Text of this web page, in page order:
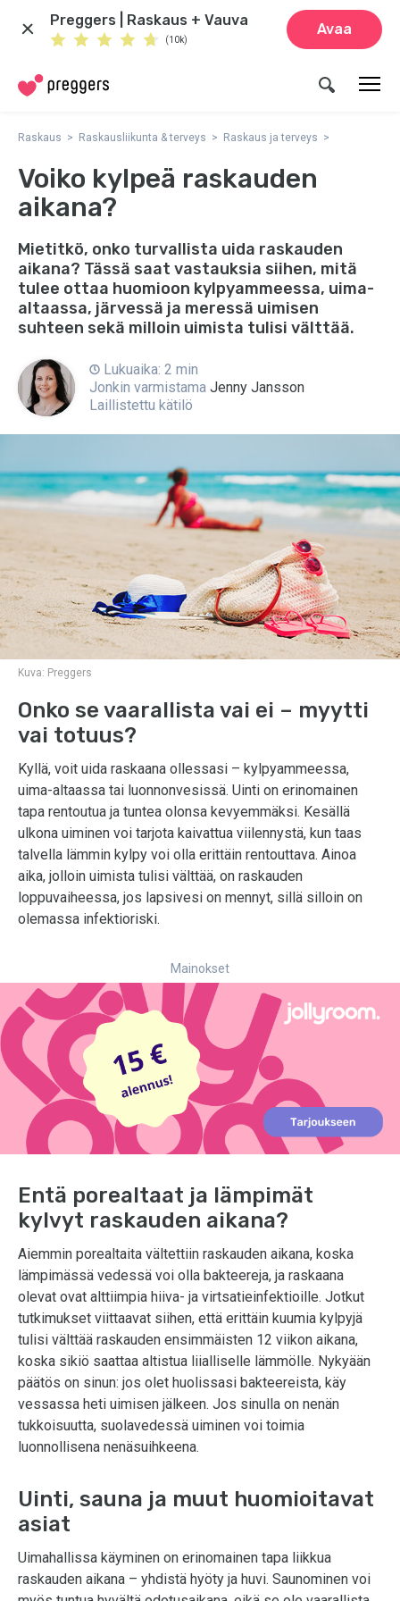
Preggers | Raskaus + Vauva
(10k)
Avaa
Raskaus Raskausliikunta & terveys Raskaus ja terveys
Voiko kylpeä raskauden
aikana?
Mietitkö, onko turvallista uida raskauden
aikana? Tässä saat vastauksia siihen, mitä
tulee ottaa huomioon kylpyammeessa, uima-
altaassa, järvessä ja meressä uimisen
suhteen sekä milloin uimista tulisi välttää.
Lukuaika: 2 min
Jonkin varmistama Jenny Jansson
Laillistettu kätilö
Kuva: Preggers
Onko se vaarallista vai ei – myytti
vai totuus?
Kyllä, voit uida raskaana ollessasi – kylpyammeessa,
uima-altaassa tai luonnonvesissä. Uinti on erinomainen
tapa rentoutua ja tuntea olonsa kevyemmäksi. Kesällä
ulkona uiminen voi tarjota kaivattua viilennystä, kun taas
talvella lämmin kylpy voi olla erittäin rentouttava. Ainoa
aika, jolloin uimista tulisi välttää, on raskauden
loppuvaiheessa, jos lapsivesi on mennyt, sillä silloin on
olemassa infektioriski.
Mainokset
Entä porealtaat ja lämpimät
kylvyt raskauden aikana?
Aiemmin porealtaita vältettiin raskauden aikana, koska
lämpimässä vedessä voi olla bakteereja, ja raskaana
olevat ovat alttiimpia hiiva- ja virtsatieinfektioille. Jotkut
tutkimukset viittaavat siihen, että erittäin kuumia kylpyjä
tulisi välttää raskauden ensimmäisten 12 viikon aikana,
koska sikiö saattaa altistua liialliselle lämmölle. Nykyään
päätös on sinun: jos olet huolissasi bakteereista, käy
vessassa heti uimisen jälkeen. Jos sinulla on nenän
tukkoisuutta, suolavedessä uiminen voi toimia
luonnollisena nenäsuihkeena.
Uinti, sauna ja muut huomioitavat
asiat
Uimahallissa käyminen on erinomainen tapa liikkua
raskauden aikana – yhdistä hyöty ja huvi. Saunominen voi